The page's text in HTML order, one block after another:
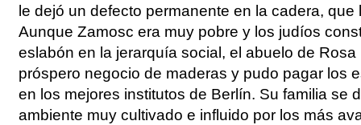
le dejó un defecto permanente en la cadera,
Aunque Zamosc era muy pobre y los judíos
eslabón en la jerarquía social, el abuelo de
próspero negocio de maderas y pudo pagar los
en los mejores institutos de Berlín. Su familia se
ambiente muy cultivado e influido por los más